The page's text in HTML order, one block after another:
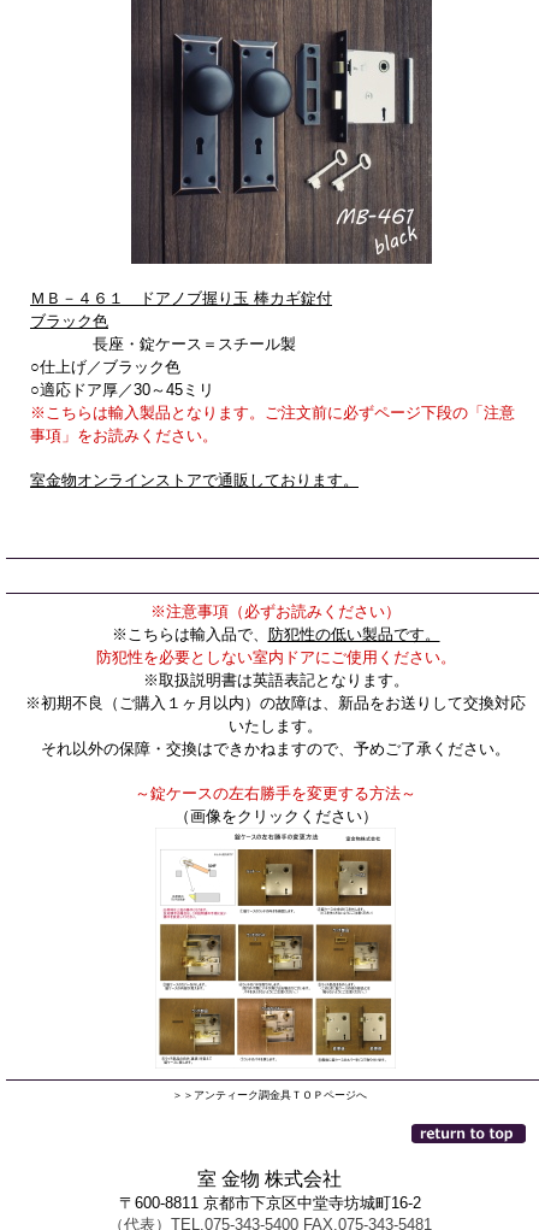
ＭＢ－４６１ ドアノブ握り玉 棒カギ錠付
ブラック色
長座・錠ケース＝スチール製
○仕上げ／ブラック色
○適応ドア厚／30～45ミリ
※こちらは輸入製品となります。ご注文前に必ずページ下段の「注意
事項」をお読みください。
室金物オンラインストアで通販しております。
※注意事項（必ずお読みください）
※こちらは輸入品で、 防犯性の低い製品です。
防犯性を必要としない室内ドアにご使用ください。
※取扱説明書は英語表記となります。
※初期不良（ご購入１ヶ月以内）の故障は、新品をお送りして交換対応
いたします。
それ以外の保障・交換はできかねますので、予めご了承ください。
～錠ケースの左右勝手を変更する方法～
（画像をクリックください）
＞＞アンティーク調金具ＴＯＰページへ
室 金物 株式会社
〒600-8811 京都市下京区中堂寺坊城町16-2
（代表）TEL.075-343-5400 FAX.075-343-5481